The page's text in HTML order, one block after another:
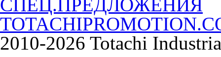
СПЕЦ.ПРЕДЛОЖЕНИЯ
2010-2026 Totachi